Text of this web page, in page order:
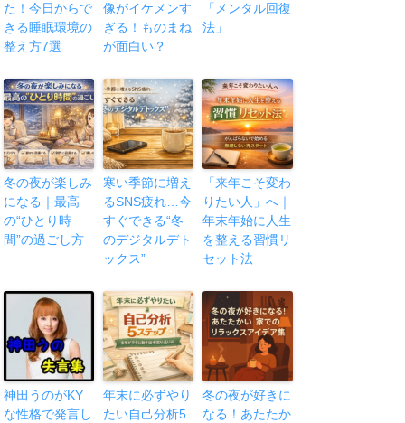
た！今日からで
きる睡眠環境の
整え方7選
像がイケメンす
ぎる！ものまね
が面白い？
「メンタル回復
法」
冬の夜が楽しみ
になる｜最高
の“ひとり時
間”の過ごし方
寒い季節に増え
るSNS疲れ…今
すぐできる“冬
のデジタルデト
ックス”
「来年こそ変わ
りたい人」へ｜
年末年始に人生
を整える習慣リ
セット法
神田うのがKY
な性格で発言し
年末に必ずやり
たい自己分析5
冬の夜が好きに
なる！あたたか